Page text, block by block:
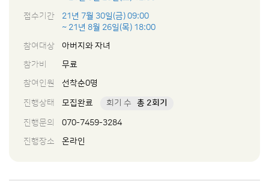
접수기간
21년 7월 30일(금) 09:00
~ 21년 8월 26일(목) 18:00
참여대상
아버지와 자녀
참가비
무료
참여인원
선착순0명
진행상태 모집완료 회기 수 총 2회기
진행문의
070-7459-3284
진행장소
온라인